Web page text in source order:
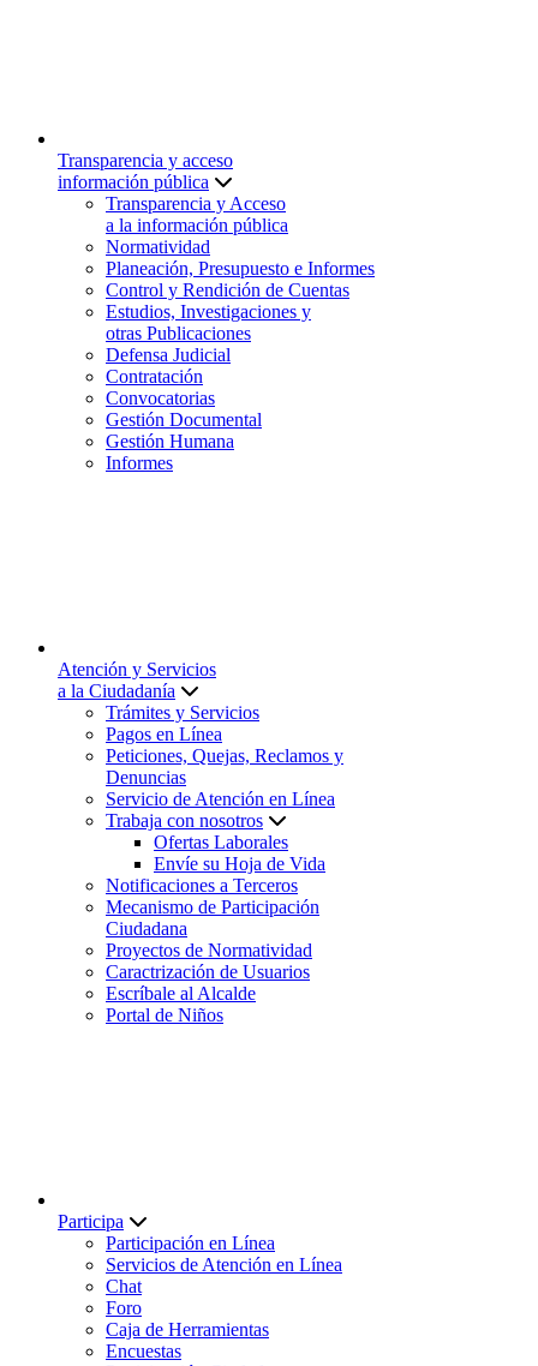
Transparencia y acceso
información pública
Transparencia y Acceso
a la información pública
Normatividad
Planeación, Presupuesto e Informes
Control y Rendición de Cuentas
Estudios, Investigaciones y
otras Publicaciones
Defensa Judicial
Contratación
Convocatorias
Gestión Documental
Gestión Humana
Informes
Atención y Servicios
a la Ciudadanía
Trámites y Servicios
Pagos en Línea
Peticiones, Quejas, Reclamos y
Denuncias
Servicio de Atención en Línea
Trabaja con nosotros
Ofertas Laborales
Envíe su Hoja de Vida
Notificaciones a Terceros
Mecanismo de Participación
Ciudadana
Proyectos de Normatividad
Caractrización de Usuarios
Escríbale al Alcalde
Portal de Niños
Participa
Participación en Línea
Servicios de Atención en Línea
Chat
Foro
Caja de Herramientas
Encuestas